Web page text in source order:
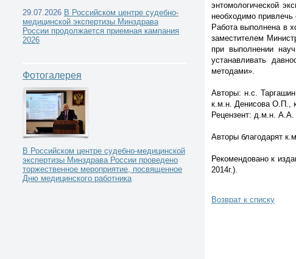
Каталог книг -
29.07.2026 В Российском центре судебно-
медицинской экспертизы Минздрава
России продолжается приемная кампания
2026
Фотогалерея
В Российском центре судебно-медицинской
экспертизы Минздрава России проведено
торжественное мероприятие, посвященное
Дню медицинского работника
энтомологической
необходимо
Работа выполнена в
заместителем
при выполнении
устанавливать
методами».
Авторы: н.с.
к.м.н. Денисова О.П.,
Рецензент: д.м.н. А.А.
Авторы благодарят
Рекомендовано к
2014г.).
Возврат к списку